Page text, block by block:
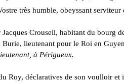
très humble, obeyssant serviteur
Crouseil, habitant du bourg
lieutenant pour le Roi en
à Périgueux.
Roy, déclaratives de son voulloir